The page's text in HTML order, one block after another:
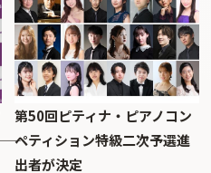
第50回ピティナ・ピアノコン
ペティション特級二次予選進
出者が決定